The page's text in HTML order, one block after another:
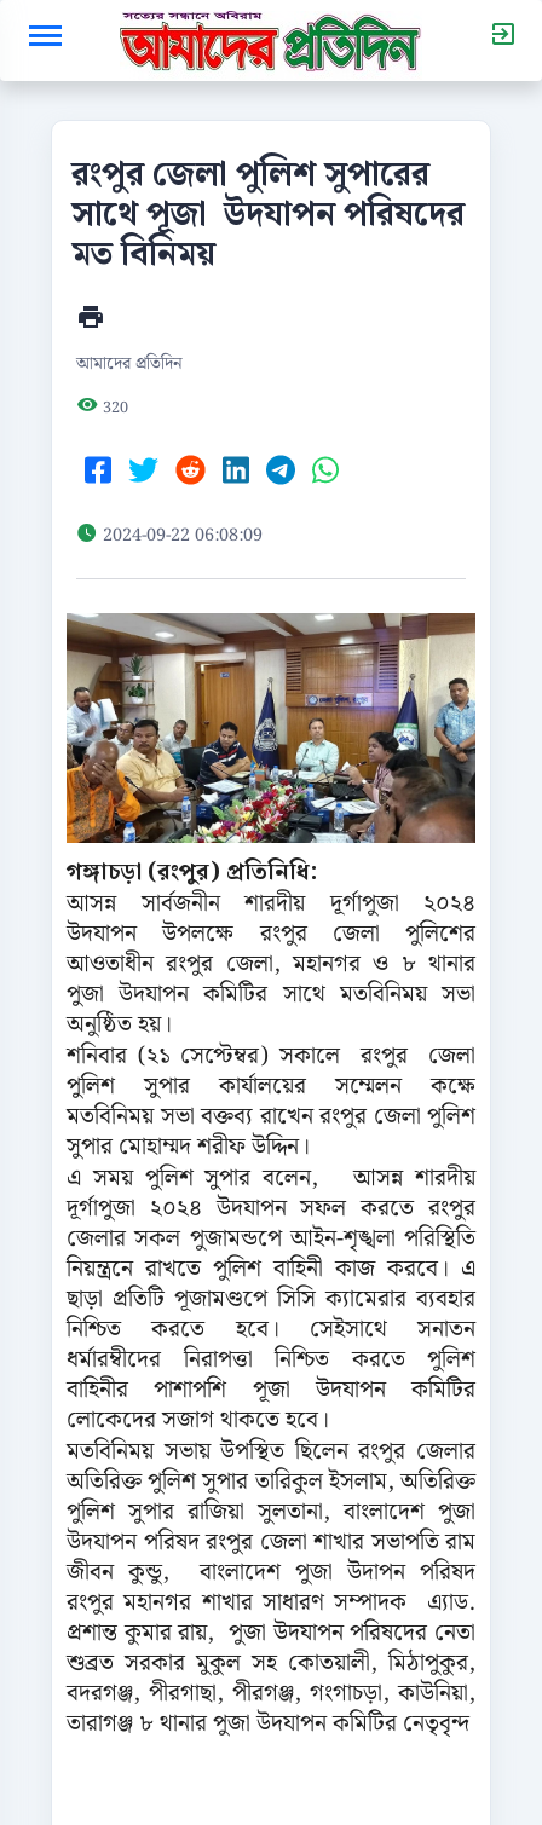
রংপুর জেলা পুলিশ সুপারের
সাথে পূজা উদযাপন পরিষদের
মত বিনিময়
আমাদের প্রতিদিন
320
2024-09-22 06:08:09
গঙ্গাচড়া (রংপুর) প্রতিনিধি:
আসন্ন সার্বজনীন শারদীয় দূর্গাপুজা ২০২৪
উদযাপন উপলক্ষে রংপুর জেলা পুলিশের
আওতাধীন রংপুর জেলা, মহানগর ও ৮ থানার
পুজা উদযাপন কমিটির সাথে মতবিনিময় সভা
অনুষ্ঠিত হয়।
শনিবার (২১ সেপ্টেম্বর) সকালে রংপুর জেলা
পুলিশ সুপার কার্যালয়ের সম্মেলন কক্ষে
মতবিনিময় সভা বক্তব্য রাখেন রংপুর জেলা পুলিশ
সুপার মোহাম্মদ শরীফ উদ্দিন।
এ সময় পুলিশ সুপার বলেন, আসন্ন শারদীয়
দূর্গাপুজা ২০২৪ উদযাপন সফল করতে রংপুর
জেলার সকল পুজামন্ডপে আইন-শৃঙ্খলা পরিস্থিতি
নিয়ন্ত্রনে রাখতে পুলিশ বাহিনী কাজ করবে। এ
ছাড়া প্রতিটি পূজামণ্ডপে সিসি ক্যামেরার ব্যবহার
নিশ্চিত করতে হবে। সেইসাথে সনাতন
ধর্মারম্বীদের নিরাপত্তা নিশ্চিত করতে পুলিশ
বাহিনীর পাশাপশি পূজা উদযাপন কমিটির
লোকেদের সজাগ থাকতে হবে।
মতবিনিময় সভায় উপস্থিত ছিলেন রংপুর জেলার
অতিরিক্ত পুলিশ সুপার তারিকুল ইসলাম, অতিরিক্ত
পুলিশ সুপার রাজিয়া সুলতানা, বাংলাদেশ পুজা
উদযাপন পরিষদ রংপুর জেলা শাখার সভাপতি রাম
জীবন কুন্ডু, বাংলাদেশ পুজা উদাপন পরিষদ
রংপুর মহানগর শাখার সাধারণ সম্পাদক এ্যাড.
প্রশান্ত কুমার রায়, পুজা উদযাপন পরিষদের নেতা
শুব্রত সরকার মুকুল সহ কোতয়ালী, মিঠাপুকুর,
বদরগঞ্জ, পীরগাছা, পীরগঞ্জ, গংগাচড়া, কাউনিয়া,
তারাগঞ্জ ৮ থানার পুজা উদযাপন কমিটির নেতৃবৃন্দ